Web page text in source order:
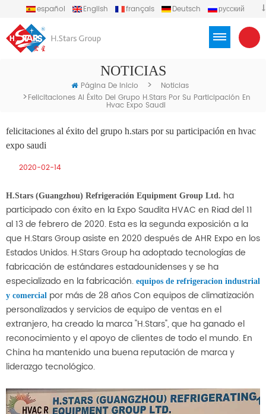
español English français Deutsch
русский
NOTICIAS
Página De Inicio > Noticias
>Felicitaciones Al Éxito Del Grupo H.stars Por Su Participación En
Hvac Expo Saudi
felicitaciones al éxito del grupo h.stars por su participación en hvac
expo saudi
2020-02-14
H.Stars (Guangzhou) Refrigeración Equipment Group Ltd. ha
participado con éxito en la Expo Saudita HVAC en Riad del 11
al 13 de febrero de 2020. Esta es la segunda exposición a la
que H.Stars Group asiste en 2020 después de AHR Expo en los
Estados Unidos. H.Stars Group ha adoptado tecnologías de
fabricación de estándares estadounidenses y se ha
especializado en la fabricación. equipos de refrigeracion industrial
y comercial por más de 28 años Con equipos de climatización
personalizados y servicios de equipo de ventas en el
extranjero, ha creado la marca "H.Stars", que ha ganado el
reconocimiento y el apoyo de clientes de todo el mundo. En
China ha mantenido una buena reputación de marca y
liderazgo tecnológico.